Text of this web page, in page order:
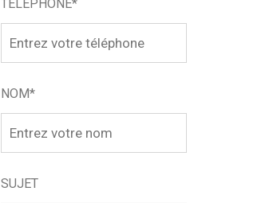
TÉLÉPHONE*
NOM*
SUJET